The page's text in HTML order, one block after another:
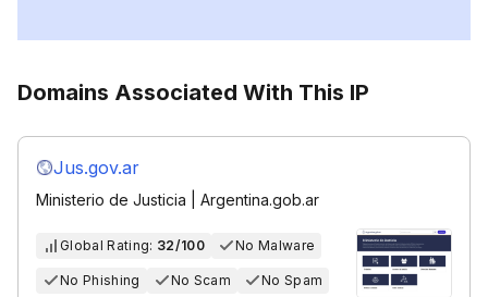
Domains Associated With This IP
Jus.gov.ar
Ministerio de Justicia | Argentina.gob.ar
Global Rating: 32/100 No Malware
No Phishing No Scam No Spam